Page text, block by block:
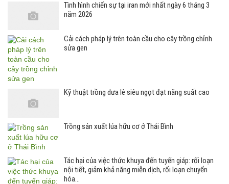
Tình hình chiến sự tại iran mới nhất ngày 6 tháng 3
năm 2026
Cải cách pháp lý trên toàn cầu cho cây trồng chỉnh
sửa gen
Kỹ thuật trồng dưa lê siêu ngọt đạt năng suất cao
Trồng sản xuất lúa hữu cơ ở Thái Bình
Tác hại của việc thức khuya đến tuyến giáp: rối loạn
nội tiết, giảm khả năng miễn dịch, rối loạn chuyển
hóa…